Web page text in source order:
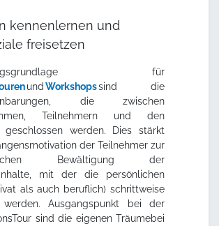
kennenlernen und
freisetzen
für
und Workshopssind die
die zwischen
Teilnehmern und den
geschlossen werden. Dies stärkt
der Teilnehmer zur
Bewältigung der
mit der die persönlichen
als auch beruflich) schrittweise
Ausgangspunkt bei der
sind die eigenen Träumebei